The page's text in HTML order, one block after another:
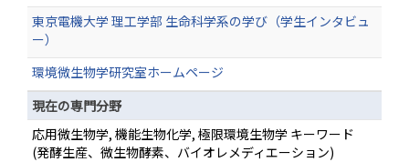
東京電機大学 理工学部 生命科学系の学び（学生インタビュ
ー）
環境微生物学研究室ホームページ
現在の専門分野
応用微生物学, 機能生物化学, 極限環境生物学 キーワード
(発酵生産、微生物酵素、バイオレメディエーション)